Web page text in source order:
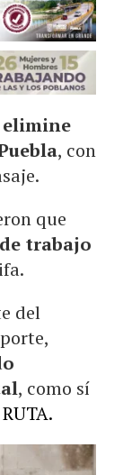
elimine
, con
que
trabajo
del
, como sí